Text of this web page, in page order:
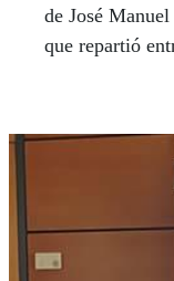
de José
que repartió
Cuponazo, y
40.000 euros